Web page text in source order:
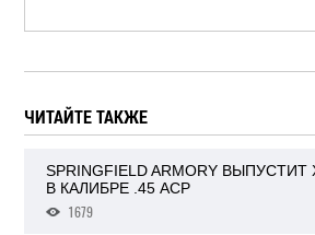
ЧИТАЙТЕ ТАКЖЕ
SPRINGFIELD ARMORY ВЫПУСТИТ
В КАЛИБРЕ .45 ACP
1679